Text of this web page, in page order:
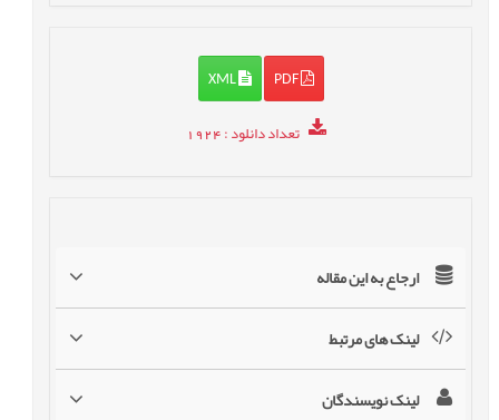
PDF
XML
تعداد دانلود: 1924
ارجاع به این مقاله
لینک های مرتبط
لینک نویسندگان